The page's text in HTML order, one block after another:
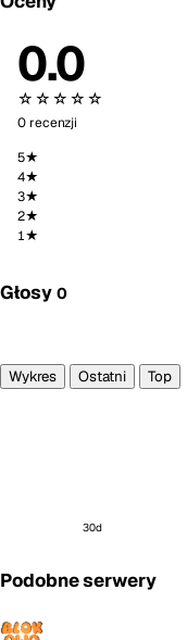
0.0
☆☆☆☆☆
0 recenzji
5★
4★
3★
2★
1★
Głosy 0
Wykres
Ostatni Top
30d
Podobne serwery